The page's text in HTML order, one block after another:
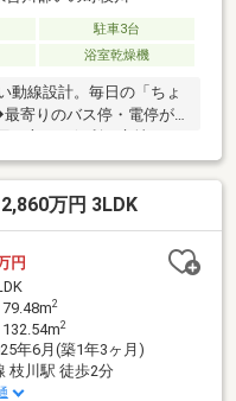
駐車3台
浴室乾燥機
線設計。毎日の「ちょ
寄りのバス停・電停が
の方にも便利な立地で
環境！
万円 3LDK
円
2
2
年6月(築1年3ヶ月)
枝川駅 徒歩2分